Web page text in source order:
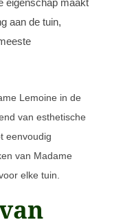
aan de tuin,
Lemoine in de
van esthetische
eenvoudig
van Madame
elke tuin.